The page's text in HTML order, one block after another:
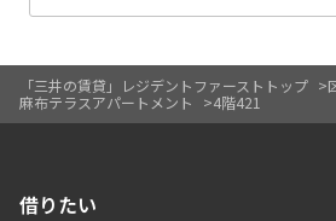
「三井の賃貸」レジデントファーストトップ
麻布テラスアパートメント
4階421
借りたい